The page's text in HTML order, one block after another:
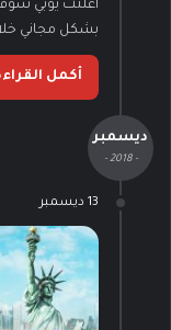
بشكل مجاني
أكمل
ديسمبر
- 2018 -
13 ديسمبر